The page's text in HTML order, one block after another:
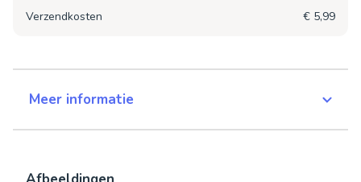
Verzendkosten
€ 5,99
Meer informatie